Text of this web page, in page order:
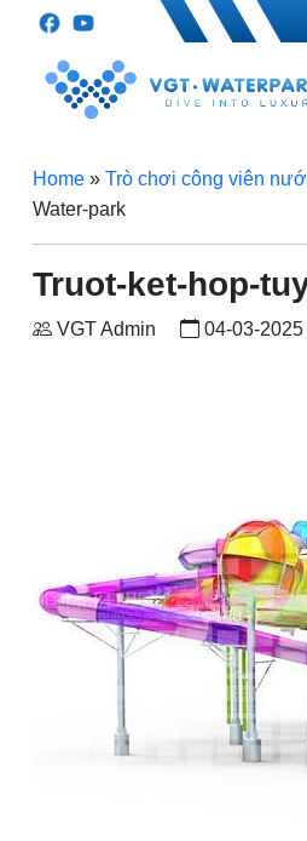
Home» Trò chơi công viên
Water-park
Truot-ket-hop-
VGT Admin 04-03-2025